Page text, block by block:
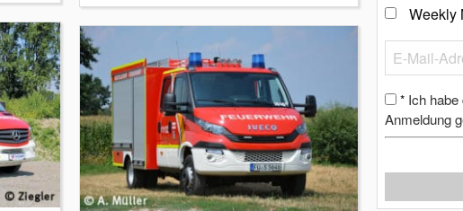
Weekly
* Ich
Anmeldung